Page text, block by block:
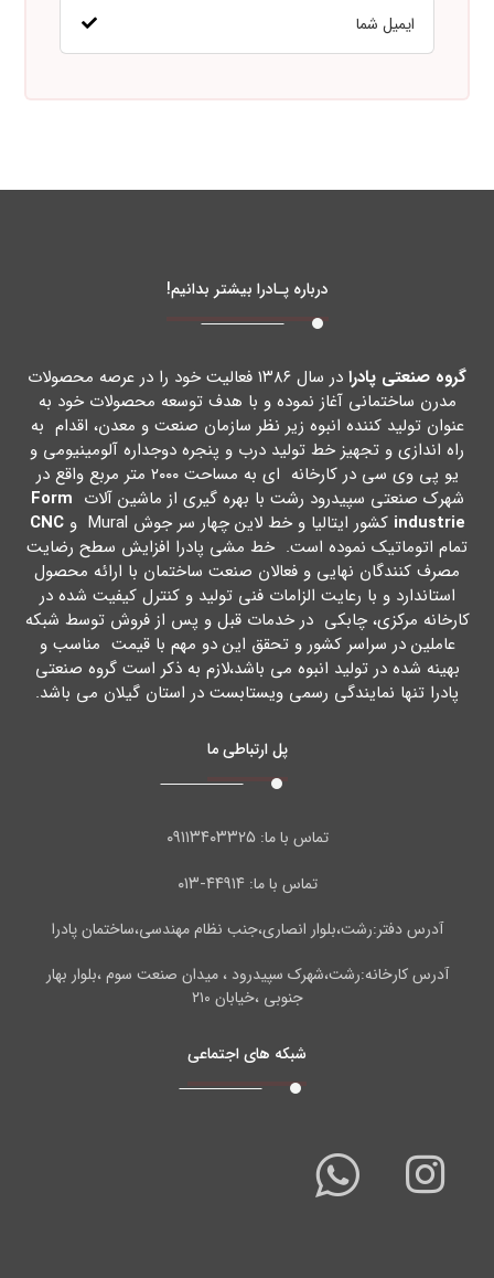
درباره پـادرا بیشتر بدانیم!
گروه صنعتی پادرا
در سال ۱۳۸۶ فعالیت خود را در عرصه محصولات
مدرن ساختمانی آغاز نموده و با هدف توسعه محصولات خود به
عنوان تولید کننده انبوه زیر نظر سازمان صنعت و معدن، اقدام به
راه اندازي و تجهیز خط تولید درب و پنجره دوجداره آلومینیومی و
یو پی وي سی در کارخانه اي به مساحت ۲۰۰۰ متر مربع واقع در
شهرك صنعتی سپیدرود رشت با بهره گیري از ماشین آلات Form
industrie کشور ایتالیا و خط لاین چهار سر جوش Mural و
CNC
تمام اتوماتیک نموده است. خط مشی پادرا افزایش سطح رضایت
مصرف کنندگان نهایی و فعالان صنعت ساختمان با ارائه محصول
استاندارد و با رعایت الزامات فنی تولید و کنترل کیفیت شده در
کارخانه مرکزي، چابکی در خدمات قبل و پس از فروش توسط شبکه
عاملین در سراسر کشور و تحقق این دو مهم با قیمت مناسب و
بهینه شده در تولید انبوه می باشد،لازم به ذکر است گروه صنعتی
پادرا تنها نمایندگی رسمی ویستابست در استان گیلان می باشد.
پل ارتباطی ما
تماس با ما:۰۹۱۱۳۴۰۳۳۲۵
تماس با ما: ۴۴۹۱۴-۰۱۳
آدرس دفتر:رشت،بلوار انصاری،جنب نظام مهندسی،ساختمان پادرا
آدرس کارخانه:رشت،شهرک سپیدرود ، میدان صنعت سوم ،بلوار بهار
جنوبی ،خیابان ۲۱۰
شبکه های اجتماعی